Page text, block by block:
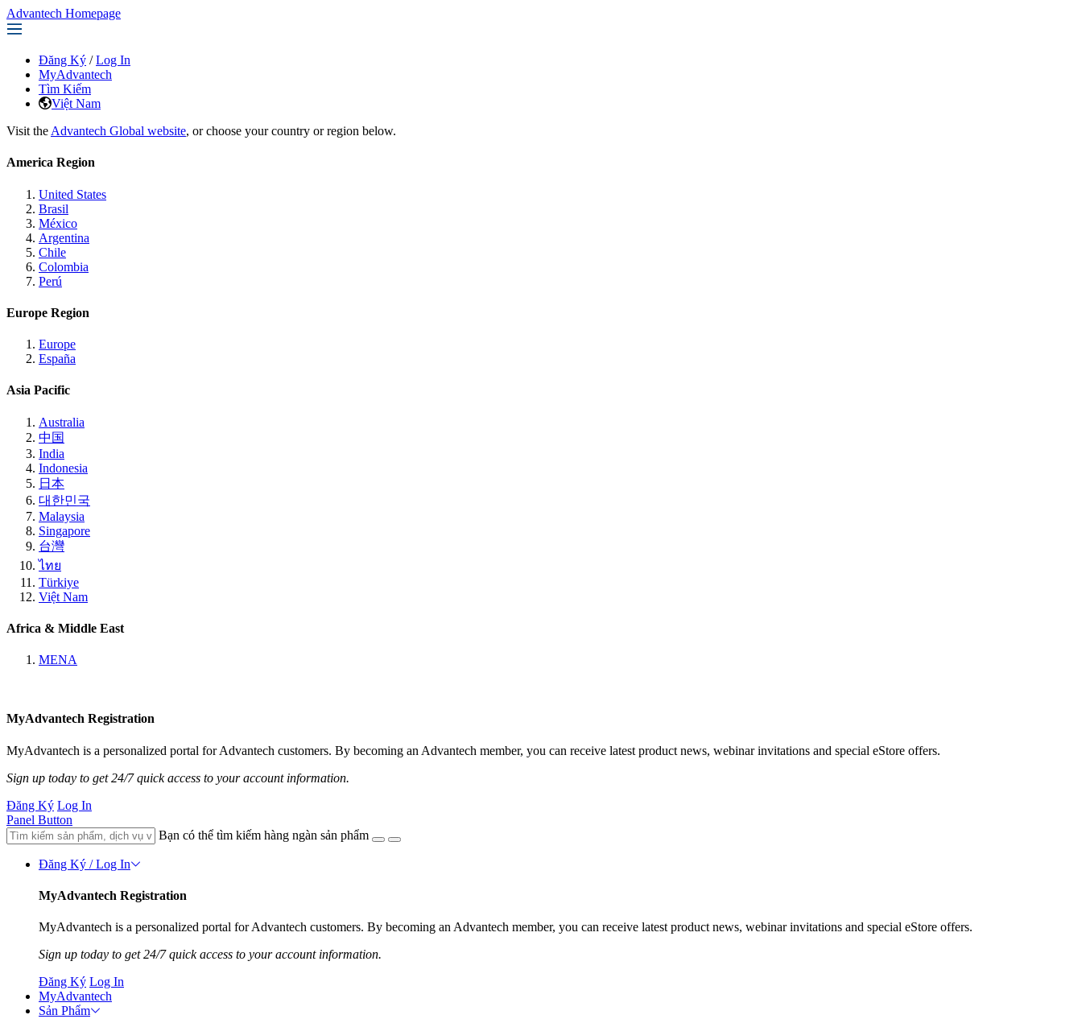
Advantech Homepage
Đăng Ký / Log In
MyAdvantech
Tìm Kiếm
Việt Nam
Visit the Advantech Global website, or choose your country or region below.
America Region
United States
Brasil
México
Argentina
Chile
Colombia
Perú
Europe Region
Europe
España
Asia Pacific
Australia
中国
India
Indonesia
日本
대한민국
Malaysia
Singapore
台灣
ไทย
Türkiye
Việt Nam
Africa & Middle East
MENA
MyAdvantech Registration
MyAdvantech is a personalized portal for Advantech customers. By becoming an Advantech member, you can receive latest product news, webinar invitations and special eStore offers.
Sign up today to get 24/7 quick access to your account information.
Đăng Ký Log In
Panel Button
Bạn có thể tìm kiếm hàng ngàn sản phẩm
Đăng Ký / Log In
MyAdvantech Registration
MyAdvantech is a personalized portal for Advantech customers. By becoming an Advantech member, you can receive latest product news, webinar invitations and special eStore offers.
Sign up today to get 24/7 quick access to your account information.
Đăng Ký Log In
MyAdvantech
Sản Phẩm